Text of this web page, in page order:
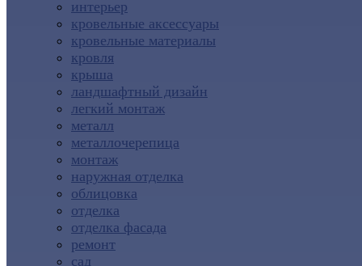
интерьер
кровельные аксессуары
кровельные материалы
кровля
крыша
ландшафтный дизайн
легкий монтаж
металл
металлочерепица
монтаж
наружная отделка
облицовка
отделка
отделка фасада
ремонт
сад